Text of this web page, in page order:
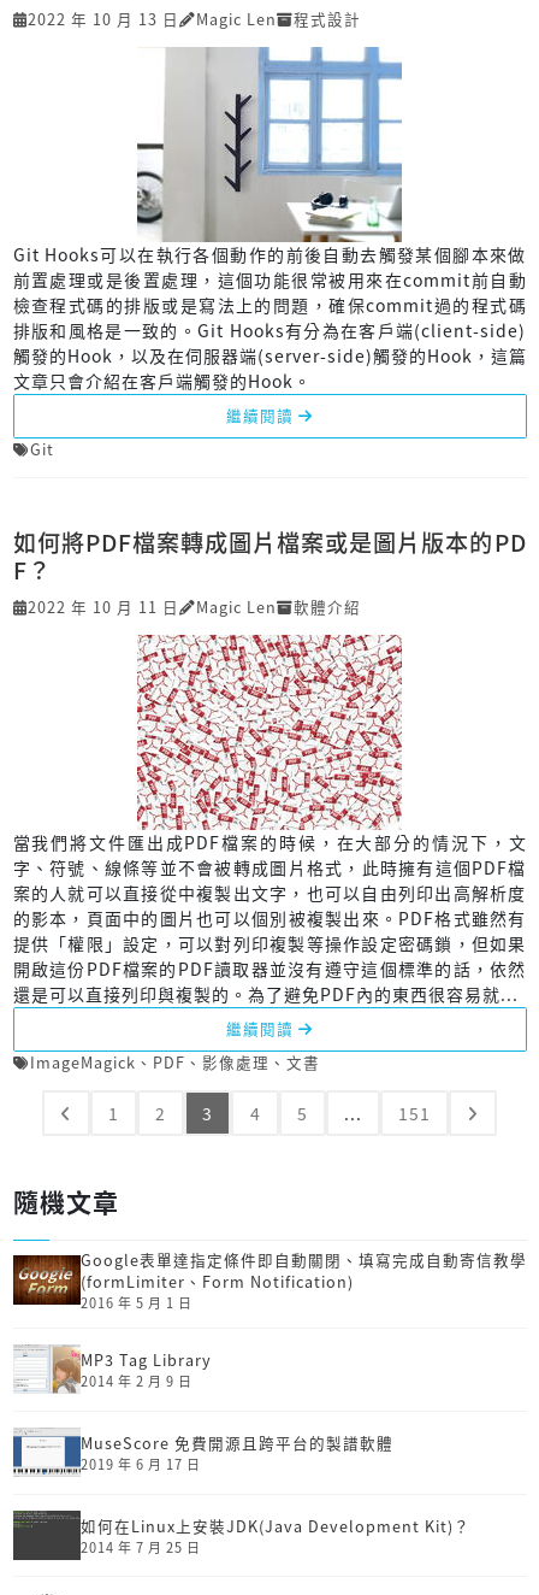
2022 年 10 月 13 日 Magic Len 程式設計
Git Hooks可以在執行各個動作的前後自動去觸發某個腳本來做
前置處理或是後置處理，這個功能很常被用來在commit前自動
檢查程式碼的排版或是寫法上的問題，確保commit過的程式碼
排版和風格是一致的。Git Hooks有分為在客戶端(client-side)
觸發的Hook，以及在伺服器端(server-side)觸發的Hook，這篇
文章只會介紹在客戶端觸發的Hook。
繼續閱讀
Git
如何將PDF檔案轉成圖片檔案或是圖片版本的PD
F？
2022 年 10 月 11 日 Magic Len 軟體介紹
當我們將文件匯出成PDF檔案的時候，在大部分的情況下，文
字、符號、線條等並不會被轉成圖片格式，此時擁有這個PDF檔
案的人就可以直接從中複製出文字，也可以自由列印出高解析度
的影本，頁面中的圖片也可以個別被複製出來。PDF格式雖然有
提供「權限」設定，可以對列印複製等操作設定密碼鎖，但如果
開啟這份PDF檔案的PDF讀取器並沒有遵守這個標準的話，依然
還是可以直接列印與複製的。為了避免PDF內的東西很容易就...
繼續閱讀
ImageMagick 、 PDF 、 影像處理 、 文書
1 2 3 4 5 ... 151
隨機文章
Google表單達指定條件即自動關閉、填寫完成自動寄信教學
(formLimiter、Form Notification)
2016 年 5 月 1 日
MP3 Tag Library
2014 年 2 月 9 日
MuseScore 免費開源且跨平台的製譜軟體
2019 年 6 月 17 日
如何在Linux上安裝JDK(Java Development Kit)？
2014 年 7 月 25 日